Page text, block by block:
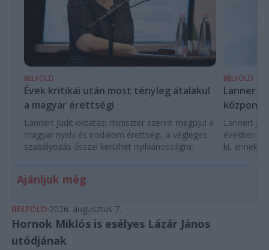
BELFÖLD
Évek kritikái után most tényleg átalakul
a magyar érettségi
Lannert Judit oktatási miniszter szerint megújul a
magyar nyelv és irodalom érettségi, a végleges
szabályozás ősszel kerülhet nyilvánosságra.
BELFÖLD
Lannert
Lannert
években
ki, ennek
Ajánljuk még
BELFÖLD 2026. augusztus 7.
Hornok Miklós is esélyes Lázár János
utódjának